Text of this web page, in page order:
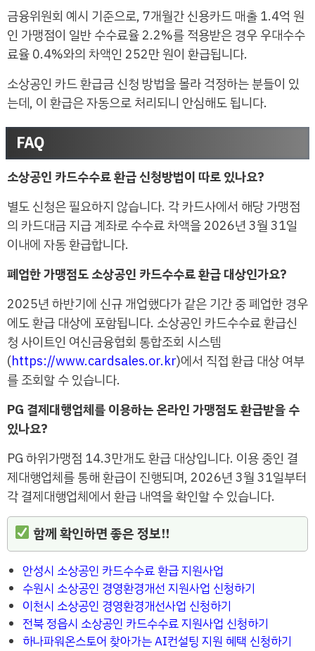
금융위원회 예시 기준으로, 7개월간 신용카드 매출 1.4억 원
인 가맹점이 일반 수수료율 2.2%를 적용받은 경우 우대수수
료율 0.4%와의 차액인 252만 원이 환급됩니다.
소상공인 카드 환급금 신청 방법을 몰라 걱정하는 분들이 있
는데, 이 환급은 자동으로 처리되니 안심해도 됩니다.
FAQ
소상공인 카드수수료 환급 신청방법이 따로 있나요?
별도 신청은 필요하지 않습니다. 각 카드사에서 해당 가맹점
의 카드대금 지급 계좌로 수수료 차액을 2026년 3월 31일
이내에 자동 환급합니다.
폐업한 가맹점도 소상공인 카드수수료 환급 대상인가요?
2025년 하반기에 신규 개업했다가 같은 기간 중 폐업한 경우
에도 환급 대상에 포함됩니다. 소상공인 카드수수료 환급신
청 사이트인 여신금융협회 통합조회 시스템
(https://www.cardsales.or.kr)에서 직접 환급 대상 여부
를 조회할 수 있습니다.
PG 결제대행업체를 이용하는 온라인 가맹점도 환급받을 수
있나요?
PG 하위가맹점 14.3만개도 환급 대상입니다. 이용 중인 결
제대행업체를 통해 환급이 진행되며, 2026년 3월 31일부터
각 결제대행업체에서 환급 내역을 확인할 수 있습니다.
함께 확인하면 좋은 정보!!
안성시 소상공인 카드수수료 환급 지원사업
수원시 소상공인 경영환경개선 지원사업 신청하기
이천시 소상공인 경영환경개선사업 신청하기
전북 정읍시 소상공인 카드수수료 지원사업 신청하기
하나파워온스토어 찾아가는 AI컨설팅 지원 혜택 신청하기